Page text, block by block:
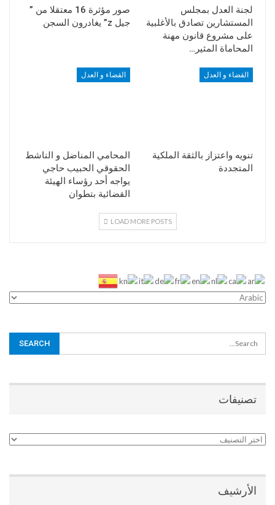
لجنة العدل بمجلس
المستشارين تصادق بالأغلبية
على مشروع قانون مهنة
المحاماة المثير…
صور مؤثرة 16 معتقلا من ”
جيل z” يغادرون السجن
القضاء و العدل
تنويه واعتزاز بالثقة الملكية
المتجددة
القضاء و العدل
المحامي المناضل و الناشط
الحقوقي الحبيب حاجي
يواجه أحد رؤساء الهيئة
القضائية بتطوان
LOAD MORE POSTS
تصنيفات
تصنيفات
الأرشيف